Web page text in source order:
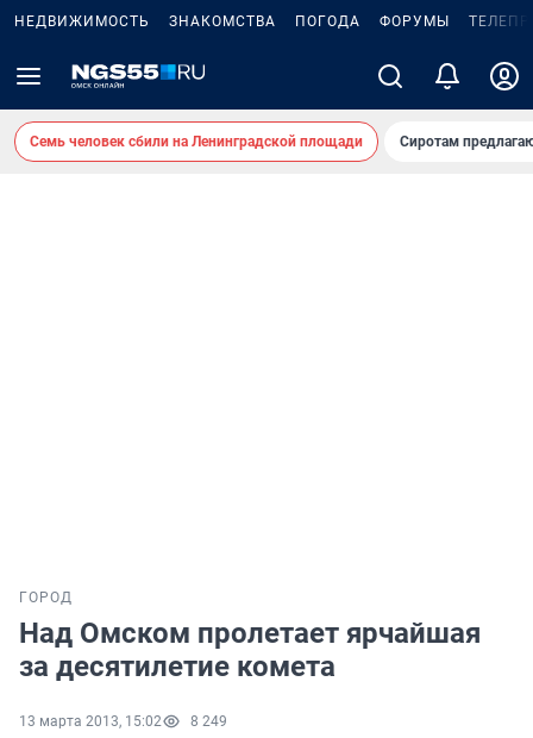
НЕДВИЖИМОСТЬ ЗНАКОМСТВА ПОГОДА ФОРУМЫ
Семь человек сбили на Ленинградской площади Сиротам
ГОРОД
Над Омском пролетает ярчайшая
за десятилетие комета
13 марта 2013, 15:02 8 249